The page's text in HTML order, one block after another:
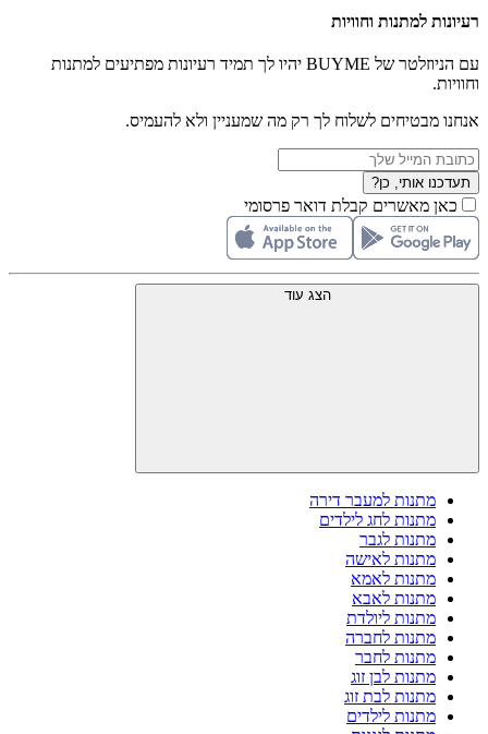
רעיונות למתנות וחוויות
עם הניוזלטר של BUYME יהיו לך תמיד רעיונות מפתיעים למתנות
וחוויות.
אנחנו מבטיחים לשלוח לך רק מה שמעניין ולא להעמיס.
תעדכנו אותי, כן?
כאן מאשרים קבלת דואר פרסומי
הצג עוד
מתנות למעבר דירה
מתנות לחג לילדים
מתנות לגבר
מתנות לאישה
מתנות לאמא
מתנות לאבא
מתנות ליולדת
מתנות לחברה
מתנות לחבר
מתנות לבן זוג
מתנות לבת זוג
מתנות לילדים